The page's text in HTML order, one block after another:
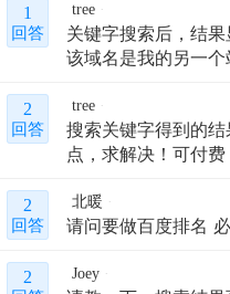
1
回答
tree
关键字搜索后，结果
该域名是我的另一个
2
回答
tree
搜索关键字得到的
点，求解决！可付费
2
回答
北暖
请问要做百度排名
2 Joey